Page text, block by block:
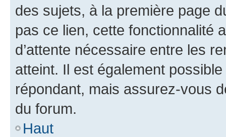
des sujets, à la première page
pas ce lien, cette fonctionnalité
d’attente nécessaire entre les
atteint. Il est également
répondant, mais assurez-vous
du forum.
Haut